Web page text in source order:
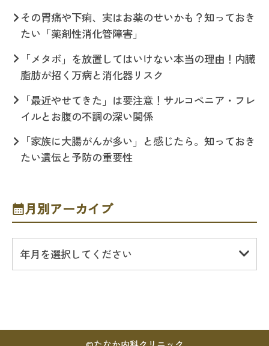
その胃痛や下痢、実はお薬のせいかも？知っておき
たい「薬剤性消化管障害」
「メタボ」を放置してはいけない本当の理由！内臓
脂肪が招く万病と消化器リスク
「最近やせてきた」は要注意！サルコペニア・フレ
イルとお腹の不調の深い関係
「家族に大腸がんが多い」と感じたら。知っておき
たい遺伝と予防の重要性
月別アーカイブ
年月を選択してください